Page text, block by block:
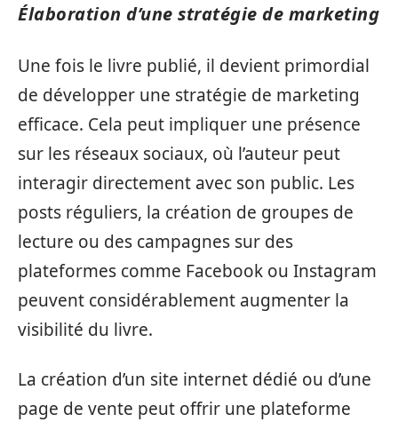
Élaboration d’une stratégie de marketing
Une fois le livre publié, il devient primordial
de développer une stratégie de marketing
efficace. Cela peut impliquer une présence
sur les réseaux sociaux, où l’auteur peut
interagir directement avec son public. Les
posts réguliers, la création de groupes de
lecture ou des campagnes sur des
plateformes comme Facebook ou Instagram
peuvent considérablement augmenter la
visibilité du livre.
La création d’un site internet dédié ou d’une
page de vente peut offrir une plateforme